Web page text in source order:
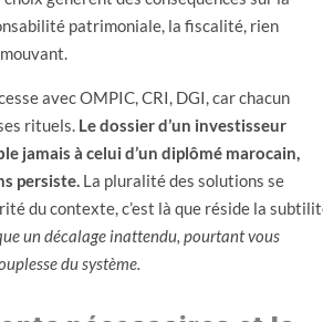
patrimoniale, la fiscalité, rien
mouvant.
avec OMPIC, CRI, DGI, car chacun
rituels. Le dossier d’un investisseur
jamais à celui d’un diplômé marocain,
persiste. La pluralité des solutions se
du contexte, c’est là que réside la
un décalage inattendu, pourtant vous
du système.